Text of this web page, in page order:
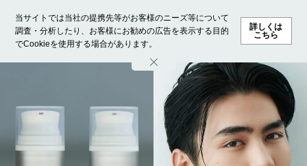
当サイトでは当社の提携先等がお客様のニーズ等について
調査・分析したり、お客様にお勧めの広告を表示する目的
でCookieを使用する場合があります。
詳しくは
こちら
ホーム モデル募集 ランキング ファッション ビューテ